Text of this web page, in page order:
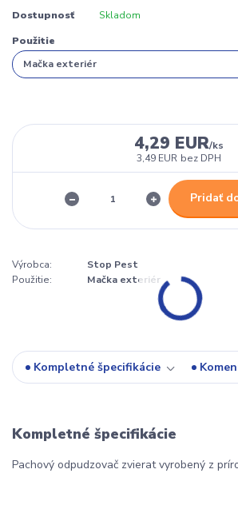
Dostupnosť Skladom
Použitie
4,29 EUR/ks
3,49 EUR bez DPH
Pridať
Výrobca:
Stop Pest
Použitie:
Mačka exteriér
Kompletné špecifikácie
Kompletné špecifikácie
Pachový odpudzovač zvierat vyrobený z